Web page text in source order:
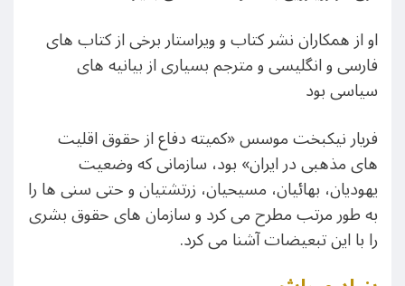
او از همکاران نشر کتاب و ویراستار برخی از کتاب های
فارسی و انگلیسی و مترجم بسیاری از بیانیه های
سیاسی بود
فریار نیکبخت موسس «کمیته دفاع از حقوق اقلیت
های مذهبی در ایران» بود، سازمانی که وضعیت
یهودیان، بهائیان، مسیحیان، زرتشتیان و حتی سنی ها را
به طور مرتب مطرح می کرد و سازمان های حقوق بشری
را با این تبعیضات آشنا می کرد.